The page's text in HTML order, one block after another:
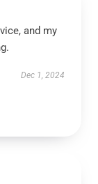
and my
Dec 1, 2024